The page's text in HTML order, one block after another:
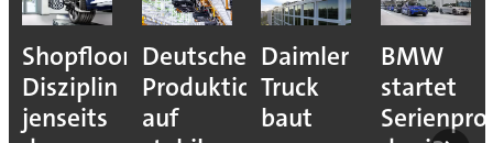
Shopfloor-
Disziplin
jenseits
Deutsche
Produktion
auf
Daimler
Truck
baut
BMW
startet